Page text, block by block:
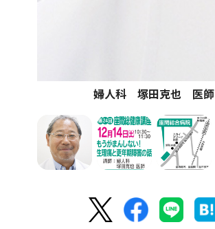
婦人科 塚田克也 医師